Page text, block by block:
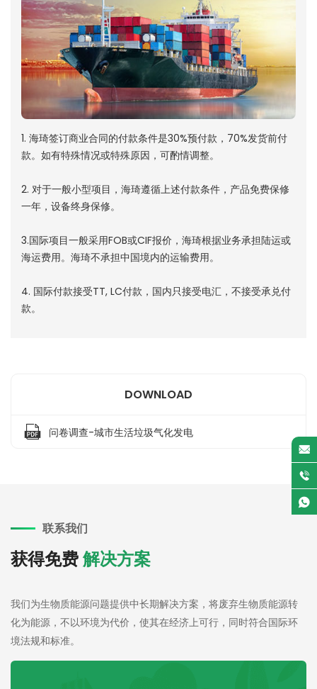
DOWNLOAD
问卷调查-城市生活垃圾气化发电
1. 海琦签订商业合同的付款条件是30%预付款，70%发货前付
款。如有特殊情况或特殊原因，可酌情调整。
2. 对于一般小型项目，海琦遵循上述付款条件，产品免费保修
一年，设备终身保修。
3.国际项目一般采用FOB或CIF报价，海琦根据业务承担陆运或
海运费用。海琦不承担中国境内的运输费用。
4. 国际付款接受TT, LC付款，国内只接受电汇，不接受承兑付
款。
联系我们
获得免费解决方案
我们为生物质能源问题提供中长期解决方案，将废弃生物质能源转
化为能源，不以环境为代价，使其在经济上可行，同时符合国际环
境法规和标准。